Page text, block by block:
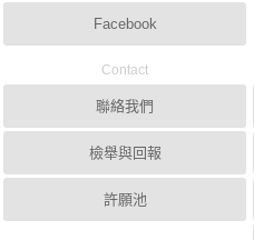
Facebook
Contact
聯絡我們
檢舉與回報
許願池